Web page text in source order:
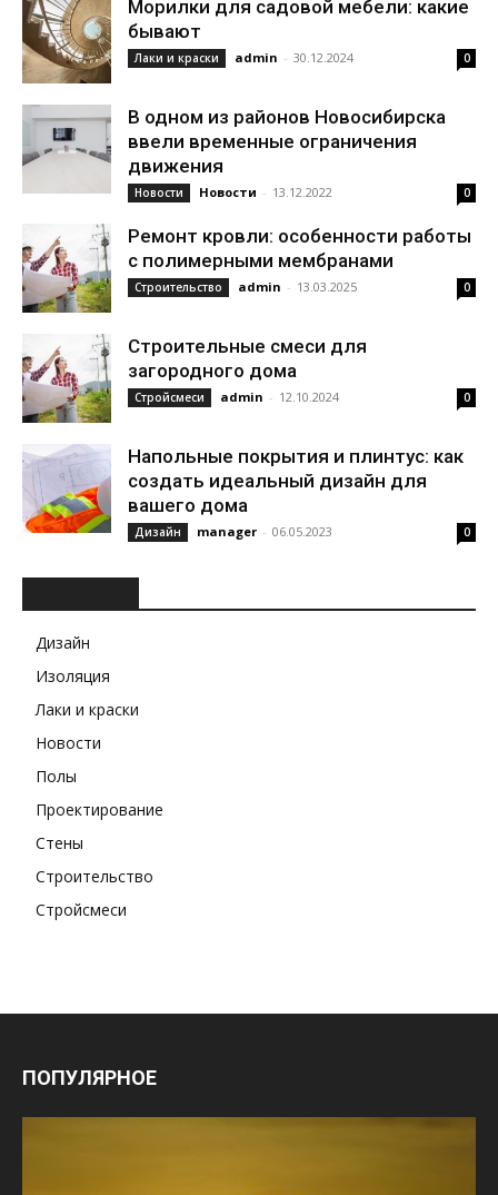
Морилки для садовой мебели: какие
бывают
Лаки и краски admin - 30.12.2024 0
В одном из районов Новосибирска
ввели временные ограничения
движения
Новости Новости - 13.12.2022 0
Ремонт кровли: особенности работы
с полимерными мембранами
Строительство admin - 13.03.2025 0
Строительные смеси для
загородного дома
Стройсмеси admin - 12.10.2024 0
Напольные покрытия и плинтус: как
создать идеальный дизайн для
вашего дома
Дизайн manager - 06.05.2023 0
Дизайн
Изоляция
Лаки и краски
Новости
Полы
Проектирование
Стены
Строительство
Стройсмеси
ПОПУЛЯРНОЕ